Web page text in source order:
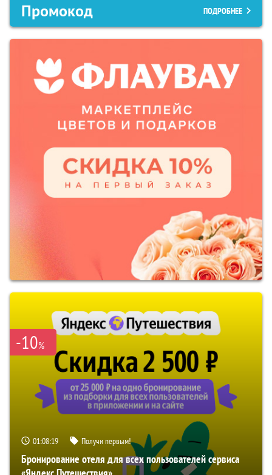
Промокод ПОДРОБНЕЕ
-10%
01:08:18 Получи первым!
Бронирование отеля для всех пользователей сервиса